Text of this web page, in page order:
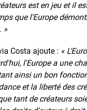
est en jeu et il
que l'Europe
»
Costa ajoute : «
l'Europe a une
ainsi un bon
et la liberté des
tant de créateurs